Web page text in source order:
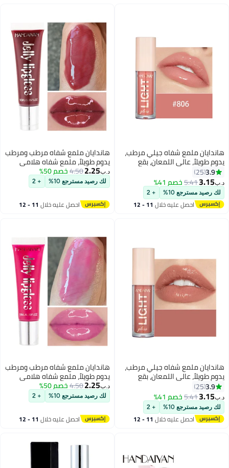
13
هاندايان ملمع شفاه جيلي مرطب،
يدوم طويلاً، عالي اللمعان، بقع
خفيفة، لامع للغاية، بلسم زيت ملون،
معالجة الشفاه، توهج زجاجي،
لمعان، مكياج، لون مشرق، رافع،
العناية بالشفاه للنساء والفتيات
3.9
25
د.ب‏3.15
5.41خصم 41%
لك رصيد مسترجع 10% + 2
احصل عليه خلال 11 - 12
12
هاندايان ملمع شفاه مرطب ومرطب
يدوم طويلاً، ملمع شفاه هلامي
عالي اللمعان، بلسم فائق اللمعان،
زيت ملون، معالجة الشفاه، لمعان
زجاجي، لمعان، مكياج، جمال ملون،
برايت رافع، للنساء والفتيات
د.ب‏2.25
4.50خصم 50%
لك رصيد مسترجع 10% + 2
احصل عليه خلال 11 - 12
13
هاندايان ملمع شفاه جيلي مرطب،
يدوم طويلاً، عالي اللمعان، بقع
خفيفة، لامع للغاية، بلسم زيت ملون،
معالجة الشفاه، توهج زجاجي،
لمعان، مكياج، لون مشرق، رافع،
العناية بالشفاه للنساء والفتيات
3.9
25
د.ب‏3.15
5.41خصم 41%
لك رصيد مسترجع 10% + 2
احصل عليه خلال 11 - 12
12
هاندايان ملمع شفاه مرطب ومرطب
يدوم طويلاً، ملمع شفاه هلامي
عالي اللمعان، بلسم فائق اللمعان،
زيت ملون، معالجة الشفاه، لمعان
زجاجي، لمعان، مكياج، جمال ملون،
برايت رافع، للنساء والفتيات
د.ب‏2.25
4.50خصم 50%
لك رصيد مسترجع 10% + 2
احصل عليه خلال 11 - 12